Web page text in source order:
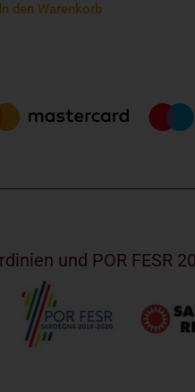
In den Warenkorb
und POR FESR